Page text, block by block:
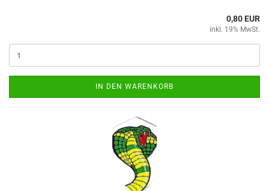
0,80 EUR
inkl. 19% MwSt.
IN DEN WARENKORB